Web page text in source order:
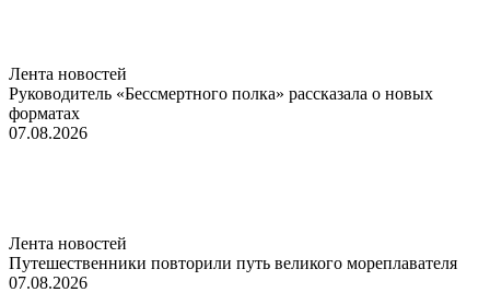
Лента новостей
Руководитель «Бессмертного полка» рассказала о новых
форматах
07.08.2026
Лента новостей
Путешественники повторили путь великого мореплавателя
07.08.2026